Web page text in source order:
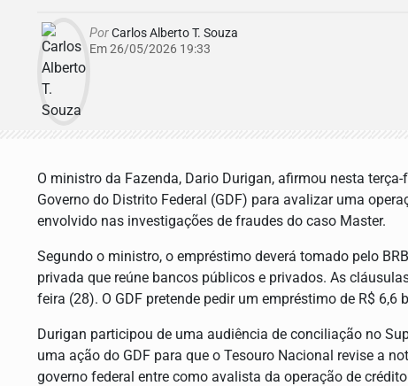
PorCarlos Alberto T. Souza
Em 26/05/2026 19:33
O ministro da Fazenda, Dario Durigan, afirmou nesta
Governo do Distrito Federal (GDF) para avalizar uma
envolvido nas investigações de fraudes do caso Master.
Segundo o ministro, o empréstimo deverá tomado pelo
privada que reúne bancos públicos e privados. As
feira (28). O GDF pretende pedir um empréstimo de R$ 6,6
Durigan participou de uma audiência de conciliação no
uma ação do GDF para que o Tesouro Nacional revise a
governo federal entre como avalista da operação de